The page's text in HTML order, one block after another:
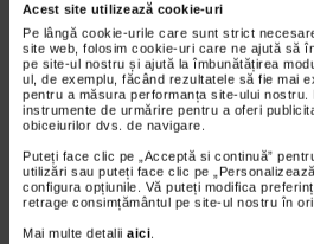
Acest site utilizează cookie-uri
Pe lângă cookie-urile care sunt strict
site web, folosim cookie-uri care ne ajută să
pe site-ul nostru și ajută la îmbunătățirea
ul, de exemplu, făcând rezultatele să fie mai
pentru a măsura performanța site-ului
instrumente de urmărire pentru a oferi
obiceiurilor dvs. de navigare.
Puteți face clic pe „Acceptă si continuă”
utilizări sau puteți face clic pe
configura opțiunile. Vă puteți modifica
retrage consimțământul pe site-ul nostru în
Mai multe detalii aici.
www.catena.ro.
Hipogonadismul - Se
GnRH (hormonul eliberator de
determina o insuficienta a functiei
si hormonogeneza. Tratamentul
reprezinta terapia de substitutie
testosteronului. Pentru mai multe